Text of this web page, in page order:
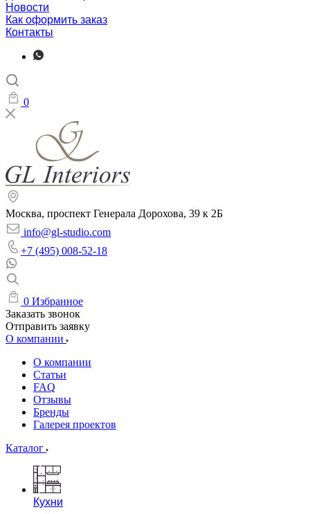
Новости
Как оформить заказ
Контакты
0
Москва, проспект Генерала Дорохова, 39 к 2Б
info@gl-studio.com
+7 (495) 008-52-18
0 Избранное
Заказать звонок
Отправить заявку
О компании
О компании
Статьи
FAQ
Отзывы
Бренды
Галерея проектов
Каталог
Кухни